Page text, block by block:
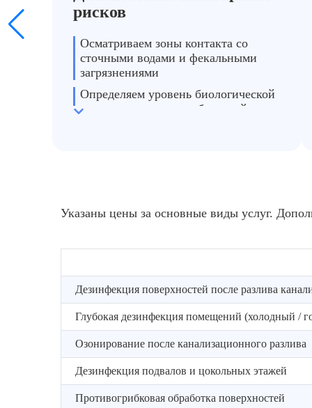
рисков
Осматриваем зоны контакта со
сточными водами и фекальными
загрязнениями
Определяем уровень биологической
опасности и наличие бактерий
Указаны цены за основные виды услуг.
Дезинфекция поверхностей после разлива
Глубокая дезинфекция помещений (холодный /
Озонирование после канализационного разлива
Дезинфекция подвалов и цокольных этажей
Противогрибковая обработка поверхностей